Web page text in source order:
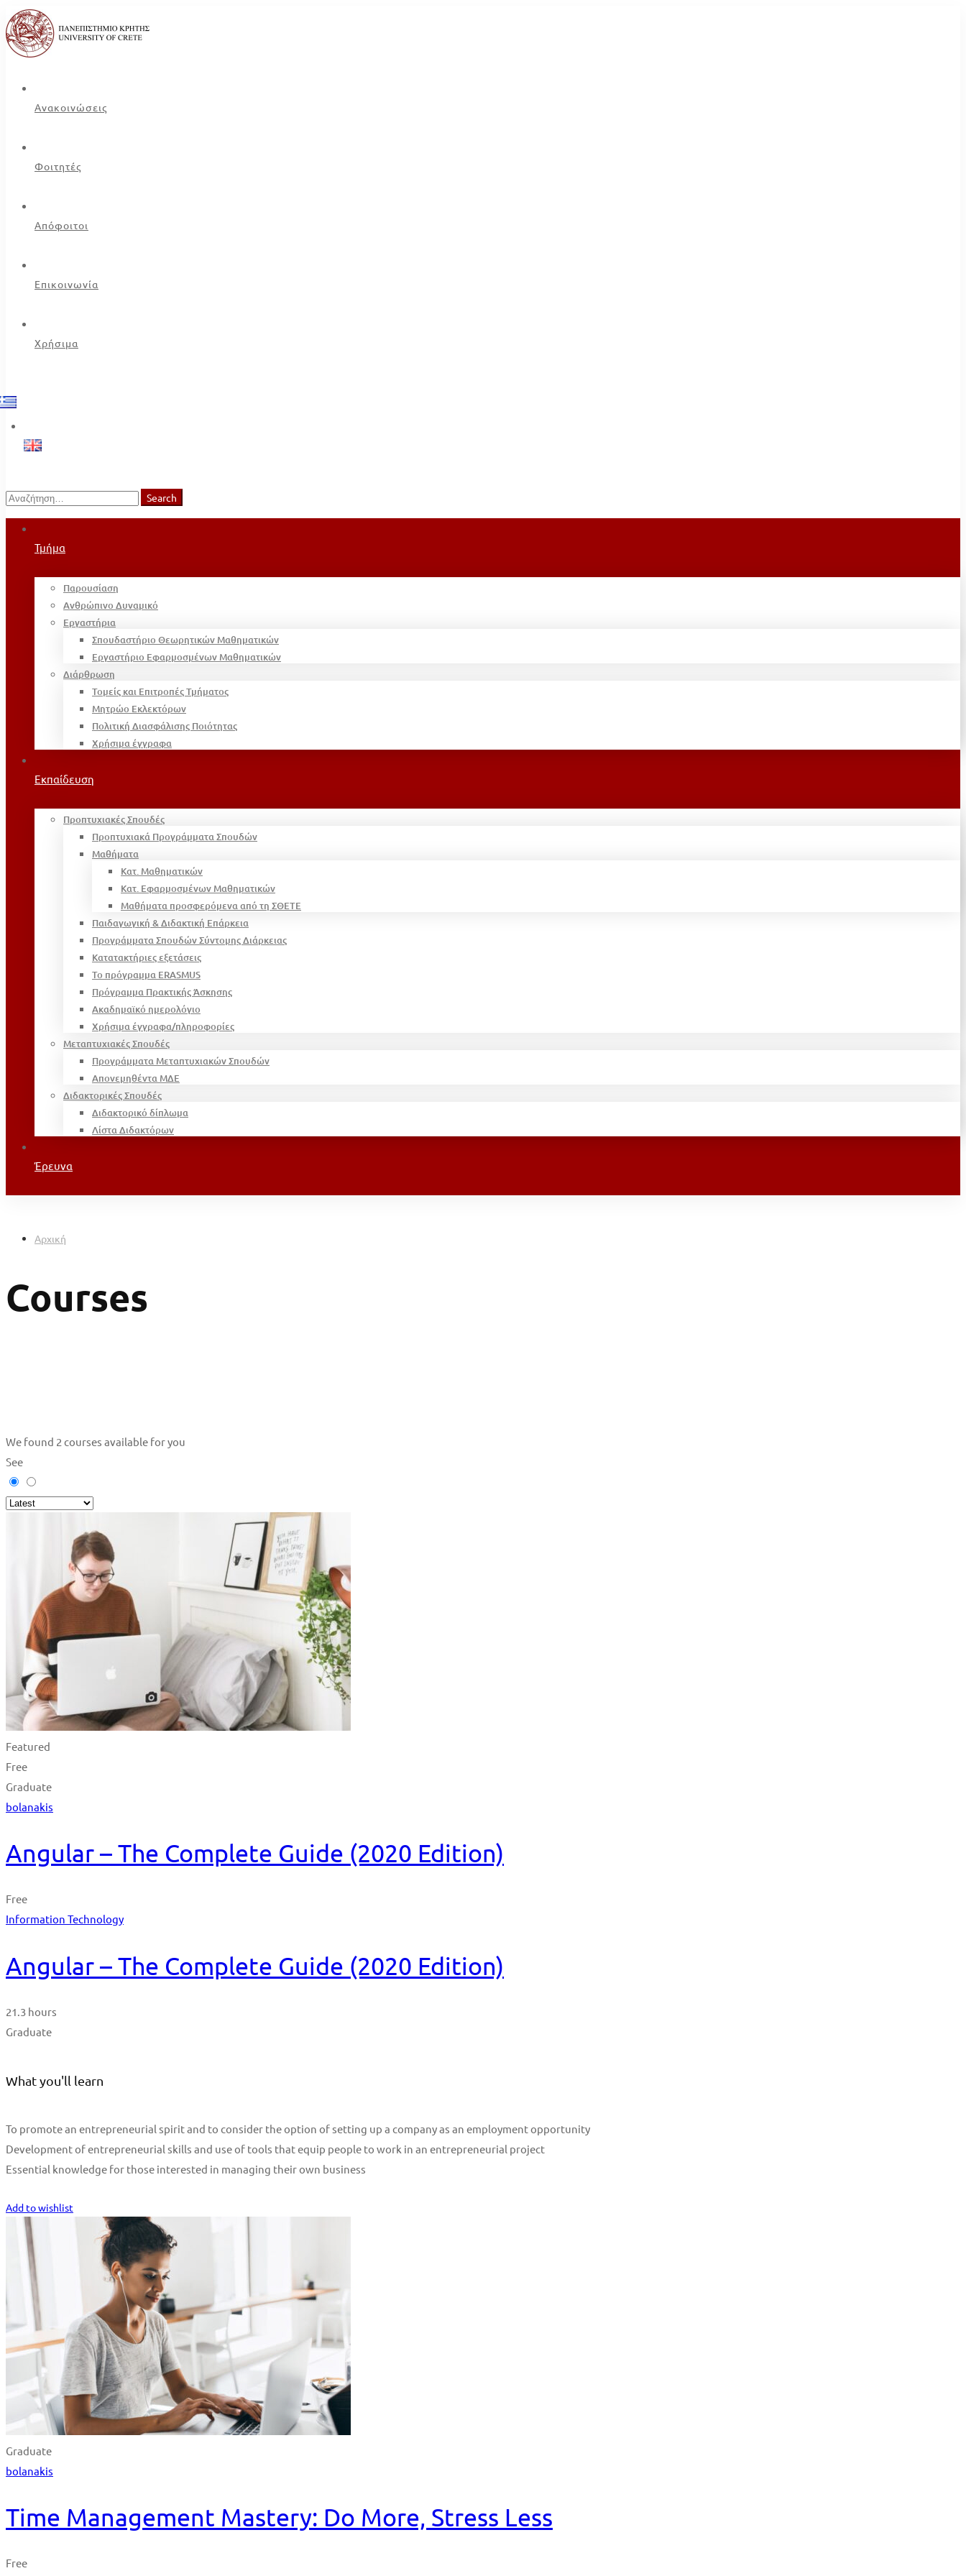
Ανακοινώσεις
Φοιτητές
Απόφοιτοι
Επικοινωνία
Χρήσιμα
Search
for:
Search
Τμήμα
Παρουσίαση
Ανθρώπινο Δυναμικό
Εργαστήρια
Σπουδαστήριο Θεωρητικών Μαθηματικών
Εργαστήριο Εφαρμοσμένων Μαθηματικών
Διάρθρωση
Τομείς και Επιτροπές Τμήματος
Μητρώο Εκλεκτόρων
Πολιτική Διασφάλισης Ποιότητας
Χρήσιμα έγγραφα
Εκπαίδευση
Προπτυχιακές Σπουδές
Προπτυχιακά Προγράμματα Σπουδών
Μαθήματα
Κατ. Μαθηματικών
Κατ. Εφαρμοσμένων Μαθηματικών
Μαθήματα προσφερόμενα από τη ΣΘΕΤΕ
Παιδαγωγική & Διδακτική Επάρκεια
Προγράμματα Σπουδών Σύντομης Διάρκειας
Κατατακτήριες εξετάσεις
Το πρόγραμμα ERASMUS
Πρόγραμμα Πρακτικής Άσκησης
Ακαδημαϊκό ημερολόγιο
Χρήσιμα έγγραφα/πληροφορίες
Μεταπτυχιακές Σπουδές
Προγράμματα Μεταπτυχιακών Σπουδών
Απονεμηθέντα ΜΔΕ
Διδακτορικές Σπουδές
Διδακτορικό δίπλωμα
Λίστα Διδακτόρων
Έρευνα
Αρχική
Courses
We found 2 courses available for you
See
Featured
Free
Graduate
bolanakis
Angular – The Complete Guide (2020 Edition)
Free
Information Technology
Angular – The Complete Guide (2020 Edition)
21.3 hours
Graduate
What you'll learn
To promote an entrepreneurial spirit and to consider the option of setting up a company as an employment opportunity
Development of entrepreneurial skills and use of tools that equip people to work in an entrepreneurial project
Essential knowledge for those interested in managing their own business
Add to wishlist
Graduate
bolanakis
Time Management Mastery: Do More, Stress Less
Free